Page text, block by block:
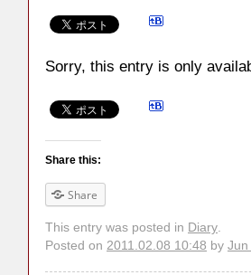
Sorry, this entry is only
Share this:
Share
This entry was posted in Diary.
Posted on 2011.02.08 10:48 by Jun